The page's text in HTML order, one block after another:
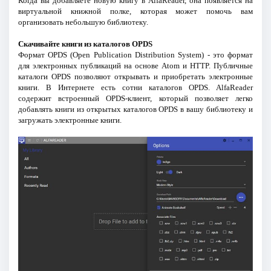
виртуальной книжной полке, которая может помочь вам
организовать небольшую библиотеку.
Скачивайте книги из каталогов OPDS
Формат OPDS (Open Publication Distribution System) - это формат
для электронных публикаций на основе Atom и HTTP. Публичные
каталоги OPDS позволяют открывать и приобретать электронные
книги. В Интернете есть сотни каталогов OPDS. AlfaReader
содержит встроенный OPDS-клиент, который позволяет легко
добавлять книги из открытых каталогов OPDS в вашу библиотеку и
загружать электронные книги.